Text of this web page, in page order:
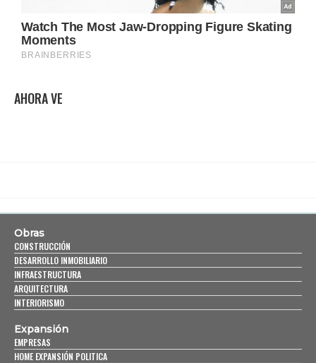
AHORA VE
Obras
CONSTRUCCIÓN
DESARROLLO INMOBILIARIO
INFRAESTRUCTURA
ARQUITECTURA
INTERIORISMO
Expansión
EMPRESAS
HOME EXPANSIÓN POLITICA